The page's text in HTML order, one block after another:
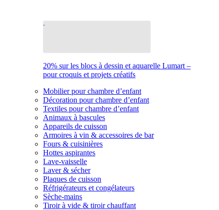
20% sur les blocs à dessin et aquarelle Lumart –
pour croquis et projets créatifs
Mobilier pour chambre d’enfant
Décoration pour chambre d’enfant
Textiles pour chambre d’enfant
Animaux à bascules
Appareils de cuisson
Armoires à vin & accessoires de bar
Fours & cuisinières
Hottes aspirantes
Lave-vaisselle
Laver & sécher
Plaques de cuisson
Réfrigérateurs et congélateurs
Sèche-mains
Tiroir à vide & tiroir chauffant